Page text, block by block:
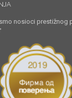
nosioci prestižnog